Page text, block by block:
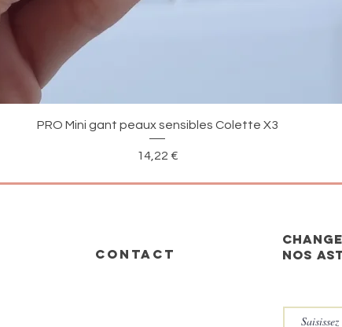
Aperçu rapide
PRO Mini gant peaux sensibles Colette X3
Prix
14,22 €
CONTACT
nos